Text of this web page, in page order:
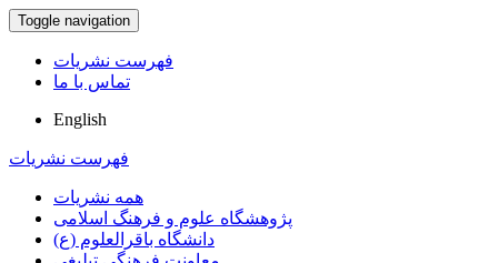
Toggle navigation
فهرست نشریات
تماس با ما
English
فهرست نشریات
همه نشریات
پژوهشگاه علوم و فرهنگ اسلامی
دانشگاه باقرالعلوم (ع)